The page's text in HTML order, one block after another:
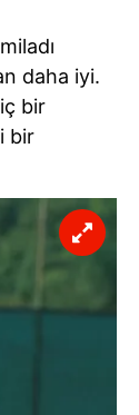
daha iyi.
bir
bir